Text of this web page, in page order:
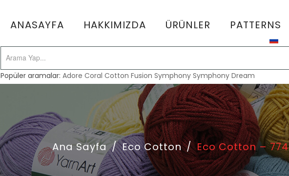
ANASAYFA HAKKIMIZDA ÜRÜNLER PATTERNS
Popüler aramalar:Adore Coral Cotton Fusion Symphony Symphony Dream
Ana Sayfa / Eco Cotton / Eco Cotton – 774